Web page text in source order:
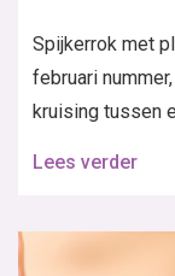
Spijkerrok met
februari
kruising tussen
Lees verder